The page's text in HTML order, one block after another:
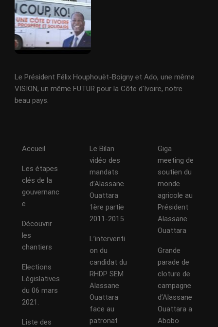
Le Président Félix Houphouët-Boigny et Ado, une même
VISION, un même FUTUR pour la Côte d'Ivoire, notre
beau pays.
Accueil
Les étapes
clés de la
gouvernanc
e
Découvrir
les
chantiers
Elections
Législatives
du 06 mars
2021.
Liste des
Le Bilan
vidéo des
mandats
d’Alassane
Ouattara
1ère partie
2011-2015
L’interventi
on du
candidat du
RHDP SEM
Alassane
Ouattara
face au
patronat
Giga
meeting de
soutien du
monde
agricole au
Président
Alassane
Ouattara
Grande
parade de
cloture de
campagne
d’Alassane
Ouattara a
Abobo